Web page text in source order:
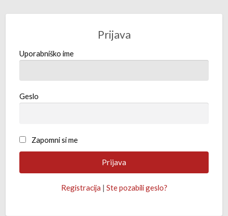
Prijava
Uporabniško ime
Geslo
Zapomni si me
Registracija | Ste pozabili geslo?